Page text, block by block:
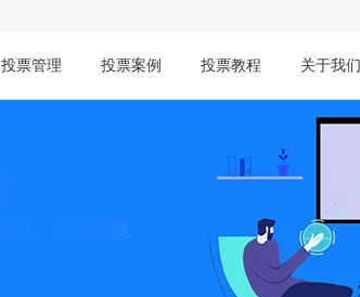
投票管理 投票案例 投票教程 关于我们